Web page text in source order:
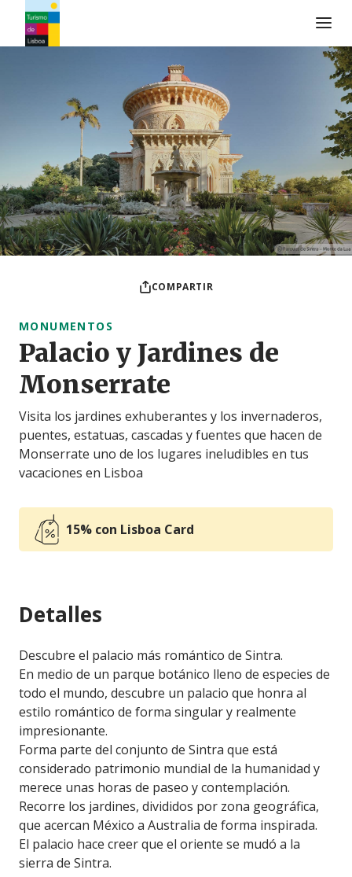
COMPARTIR
MONUMENTOS
Palacio y Jardines de
Monserrate
Visita los jardines exhuberantes y los invernaderos,
puentes, estatuas, cascadas y fuentes que hacen de
Monserrate uno de los lugares ineludibles en tus
vacaciones en Lisboa
15% con Lisboa Card
Detalles
Descubre el palacio más romántico de Sintra.
En medio de un parque botánico lleno de especies de
todo el mundo, descubre un palacio que honra al
estilo romántico de forma singular y realmente
impresionante.
Forma parte del conjunto de Sintra que está
considerado patrimonio mundial de la humanidad y
merece unas horas de paseo y contemplación.
Recorre los jardines, divididos por zona geográfica,
que acercan México a Australia de forma inspirada.
El palacio hace creer que el oriente se mudó a la
sierra de Sintra.